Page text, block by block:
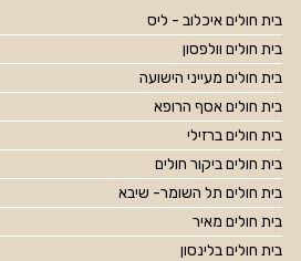
בית חולים איכלוב - ליס
בית חולים וולפסון
בית חולים מעייני הישועה
בית חולים אסף הרופא
בית חולים ברזילי
בית חולים ביקור חולים
בית חולים תל השומר- שיבא
בית חולים מאיר
בית חולים בלינסון